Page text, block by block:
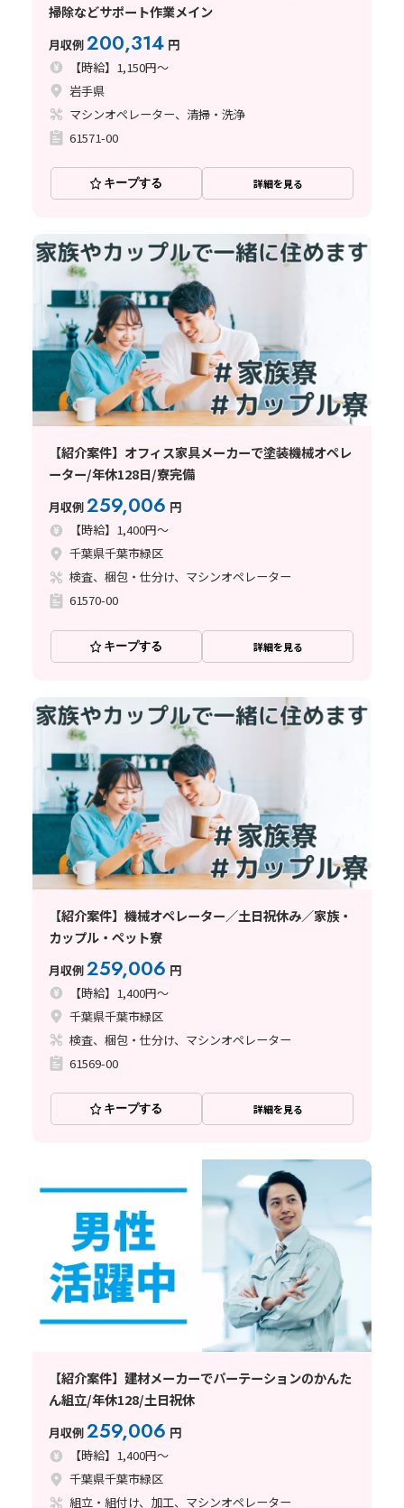
掃除などサポート作業メイン
月収例200,314 円
【時給】1,150円～
岩手県
マシンオペレーター、清掃・洗浄
61571-00
キープする 詳細を見る
【紹介案件】オフィス家具メーカーで塗装機械オペレ
ーター/年休128日/寮完備
月収例259,006 円
【時給】1,400円～
千葉県千葉市緑区
検査、梱包・仕分け、マシンオペレーター
61570-00
キープする 詳細を見る
【紹介案件】機械オペレーター／土日祝休み／家族・
カップル・ペット寮
月収例259,006 円
【時給】1,400円～
千葉県千葉市緑区
検査、梱包・仕分け、マシンオペレーター
61569-00
キープする 詳細を見る
【紹介案件】建材メーカーでパーテーションのかんた
ん組立/年休128/土日祝休
月収例259,006 円
【時給】1,400円～
千葉県千葉市緑区
組立・組付け、加工、マシンオペレーター